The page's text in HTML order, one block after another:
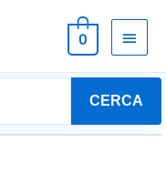
0
CERCA